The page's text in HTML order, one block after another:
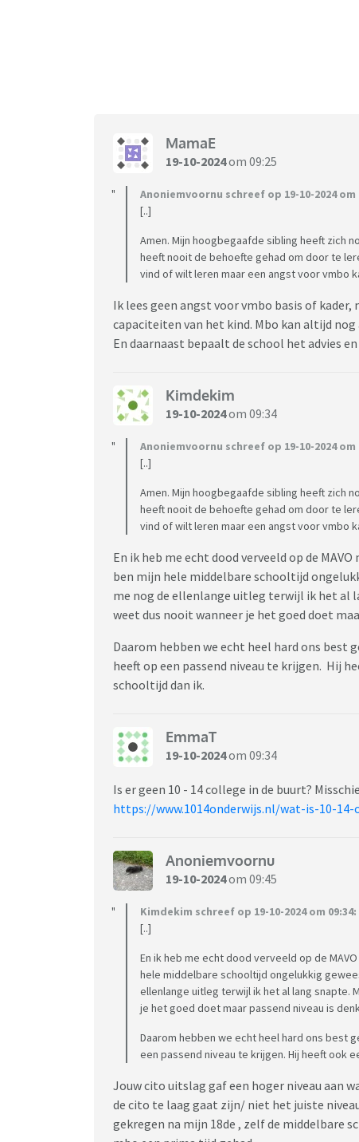
MamaE
19-10-2024om 09:25
Anoniemvoornu schreef op 19-10-2024 om
[..]
Amen. Mijn hoogbegaafde sibling heeft zich
heeft nooit de behoefte gehad om door te
vind of wilt leren maar een angst voor vmbo
Ik lees geen angst voor vmbo basis of
capaciteiten van het kind. Mbo kan altijd
En daarnaast bepaalt de school het advies
Kimdekim
19-10-2024om 09:34
Anoniemvoornu schreef op 19-10-2024 om
[..]
Amen. Mijn hoogbegaafde sibling heeft zich
heeft nooit de behoefte gehad om door te
vind of wilt leren maar een angst voor vmbo
En ik heb me echt dood verveeld op de
ben mijn hele middelbare schooltijd
me nog de ellenlange uitleg terwijl ik het al
weet dus nooit wanneer je het goed doet
Daarom hebben we echt heel hard ons best
heeft op een passend niveau te krijgen. Hij
schooltijd dan ik.
EmmaT
19-10-2024om 09:34
Is er geen 10 - 14 college in de buurt?
https://www.1014onderwijs.nl/wat-is-10-14-
Anoniemvoornu
19-10-2024om 09:45
Kimdekim schreef op 19-10-2024 om 09:34:
[..]
En ik heb me echt dood verveeld op de
hele middelbare schooltijd ongelukkig
ellenlange uitleg terwijl ik het al lang snapte.
je het goed doet maar passend niveau is
Daarom hebben we echt heel hard ons best
een passend niveau te krijgen. Hij heeft ook
Jouw cito uitslag gaf een hoger niveau aan
de cito te laag gaat zijn/ niet het juiste
gekregen na mijn 18de , zelf de middelbare